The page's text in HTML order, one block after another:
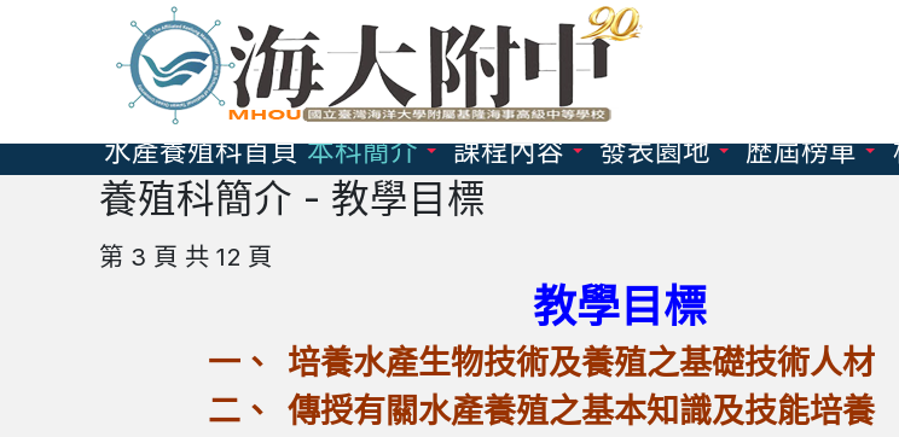
內
容
水產養殖科首頁 本科簡介 課程內容 發表園地 歷屆榜單
養殖科簡介 - 教學目標
第 3 頁 共 12 頁
教學目標
一、 培養水產生物技術及養殖之基礎技術人材
二、 傳授有關水產養殖之基本知識及技能培養